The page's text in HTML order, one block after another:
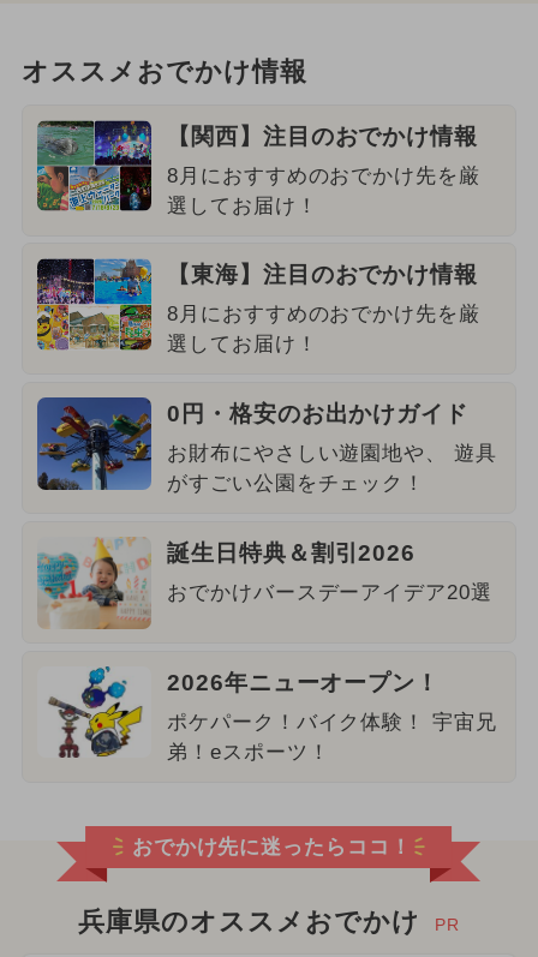
オススメおでかけ情報
【関西】注目のおでかけ情報
8月におすすめのおでかけ先を厳
選してお届け！
【東海】注目のおでかけ情報
8月におすすめのおでかけ先を厳
選してお届け！
0円・格安のお出かけガイド
お財布にやさしい遊園地や、 遊具
がすごい公園をチェック！
誕生日特典＆割引2026
おでかけバースデーアイデア20選
2026年ニューオープン！
ポケパーク！バイク体験！ 宇宙兄
弟！eスポーツ！
おでかけ先に迷ったらココ！
兵庫県のオススメおでかけ PR